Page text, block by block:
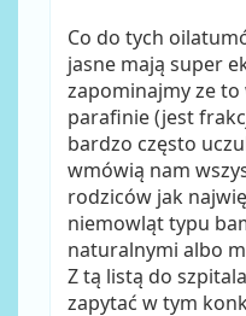
Co do tych
jasne mają super
zapominajmy ze
parafinie (jest
bardzo często
wmówią nam
rodziców jak
niemowląt typu
naturalnymi albo
Z tą listą do
zapytać w tym